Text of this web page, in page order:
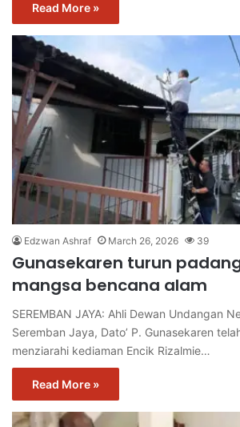
Read More »
Edzwan Ashraf March 26, 2026 39
Gunasekaren turun
mangsa bencana alam
SEREMBAN JAYA: Ahli Dewan Undangan
Seremban Jaya, Dato’ P. Gunasekaren
menziarahi kediaman Encik Rizalmie…
Read More »